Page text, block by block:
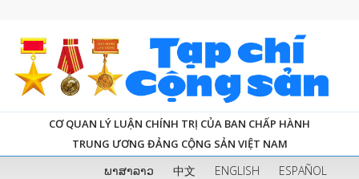
CƠ QUAN LÝ LUẬN CHÍNH TRỊ CỦA BAN CHẤP HÀNH
TRUNG ƯƠNG ĐẢNG CỘNG SẢN VIỆT NAM
ພາສາລາວ 中文 ENGLISH
ESPAÑOL